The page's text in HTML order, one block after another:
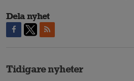
Dela nyhet
Tidigare nyheter